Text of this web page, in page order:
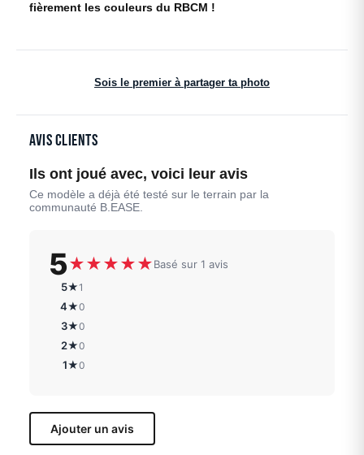
fièrement les couleurs du RBCM !
Sois le premier à partager ta photo
Avis clients
Ils ont joué avec, voici leur avis
Ce modèle a déjà été testé sur le terrain par la
communauté B.EASE.
5★★★★★Basé sur 1 avis
5★1
4★0
3★0
2★0
1★0
Ajouter un avis